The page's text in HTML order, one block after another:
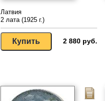
Латвия
2 лата (1925 г.)
2 880 руб.